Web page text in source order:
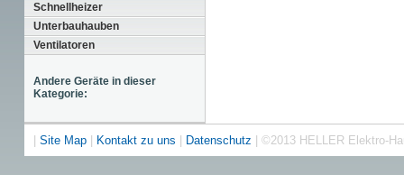
Schnellheizer
Unterbauhauben
Ventilatoren
Andere Geräte in dieser
Kategorie:
Site Map| Kontakt zu uns Datenschutz | ©2013 HELLER Elektro-